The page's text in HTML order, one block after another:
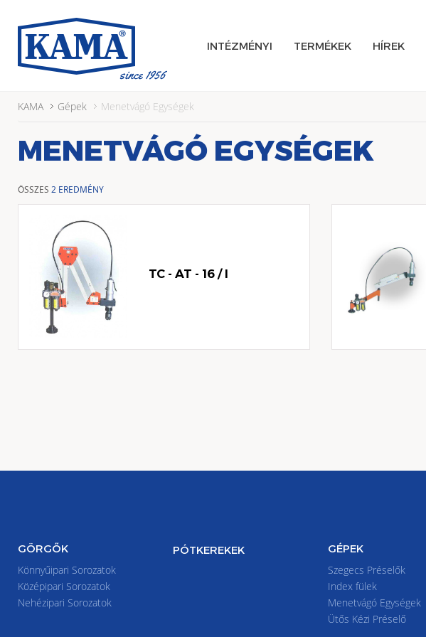
INTÉZMÉNYI TERMÉKEK HÍREK
KAMA Gépek Menetvágó Egységek
MENETVÁGÓ EGYSÉGEK
ÖSSZES 2 EREDMÉNY
TC - AT - 16 / I
GÖRGŐK
Könnyűipari Sorozatok
Középipari Sorozatok
Nehézipari Sorozatok
PÓTKEREKEK GÉPEK
Szegecs Préselők
Index fülek
Menetvágó Egységek
Ütős Kézi Préselő